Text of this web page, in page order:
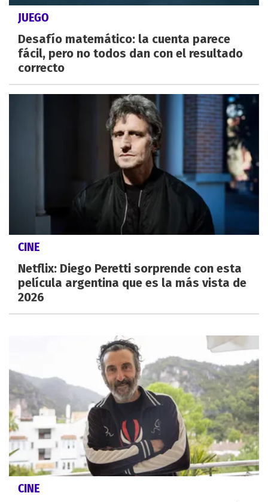
JUEGO
Desafío matemático: la cuenta parece
fácil, pero no todos dan con el resultado
correcto
CINE
Netflix: Diego Peretti sorprende con esta
película argentina que es la más vista de
2026
CINE